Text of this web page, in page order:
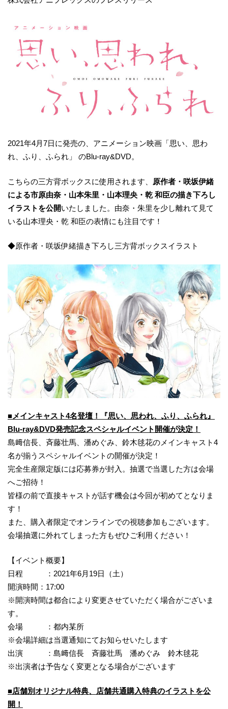
2021年4月7日に発売の、アニメーション映画「思い、思わ
れ、ふり、ふられ」 のBlu-ray&DVD。
こちらの三方背ボックスに使用されます、
原作者・咲坂伊緒
による市原由奈・山本朱里・山本理央・乾 和臣の描き下ろし
イラストを公開いたしました。由奈・朱里を少し離れて見て
いる山本理央・乾 和臣の表情にも注目です！
◆原作者・咲坂伊緒描き下ろし三方背ボックスイラスト
■メインキャスト4名登壇！
『思い、思われ、ふり、ふられ』
Blu-ray&DVD発売記念スペシャルイベント 開催が決定！
島﨑信長、斉藤壮馬、潘めぐみ、鈴木毬花のメインキャスト4
名が揃うスペシャルイベントの開催が決定！
完全生産限定版には応募券が封入。抽選で当選した方は会場
へご招待！
皆様の前で直接キャストが話す機会は今回が初めてとなりま
す！
また、購入者限定でオンラインでの視聴参加もございます。
会場抽選に外れてしまった方もぜひご利用ください！
【イベント概要】
日程 ：2021年6月19日（土）
開演時間：17:00
※開演時間は都合により変更させていただく場合がございま
す。
会場 ：都内某所
※会場詳細は当選通知にてお知らせいたします
出演 ：島﨑信長 斉藤壮馬 潘めぐみ 鈴木毬花
※出演者は予告なく変更となる場合がございます
■店舗別オリジナル特典、 店舗共通購入特典のイラスト を公
開！